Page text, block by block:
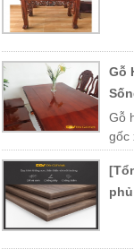
Gỗ
Gỗ
gốc
được trồng nhiều ở
Phú Yên, Lào,